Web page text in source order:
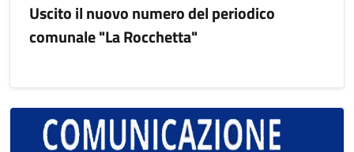
Uscito il nuovo numero del periodico
comunale "La Rocchetta"